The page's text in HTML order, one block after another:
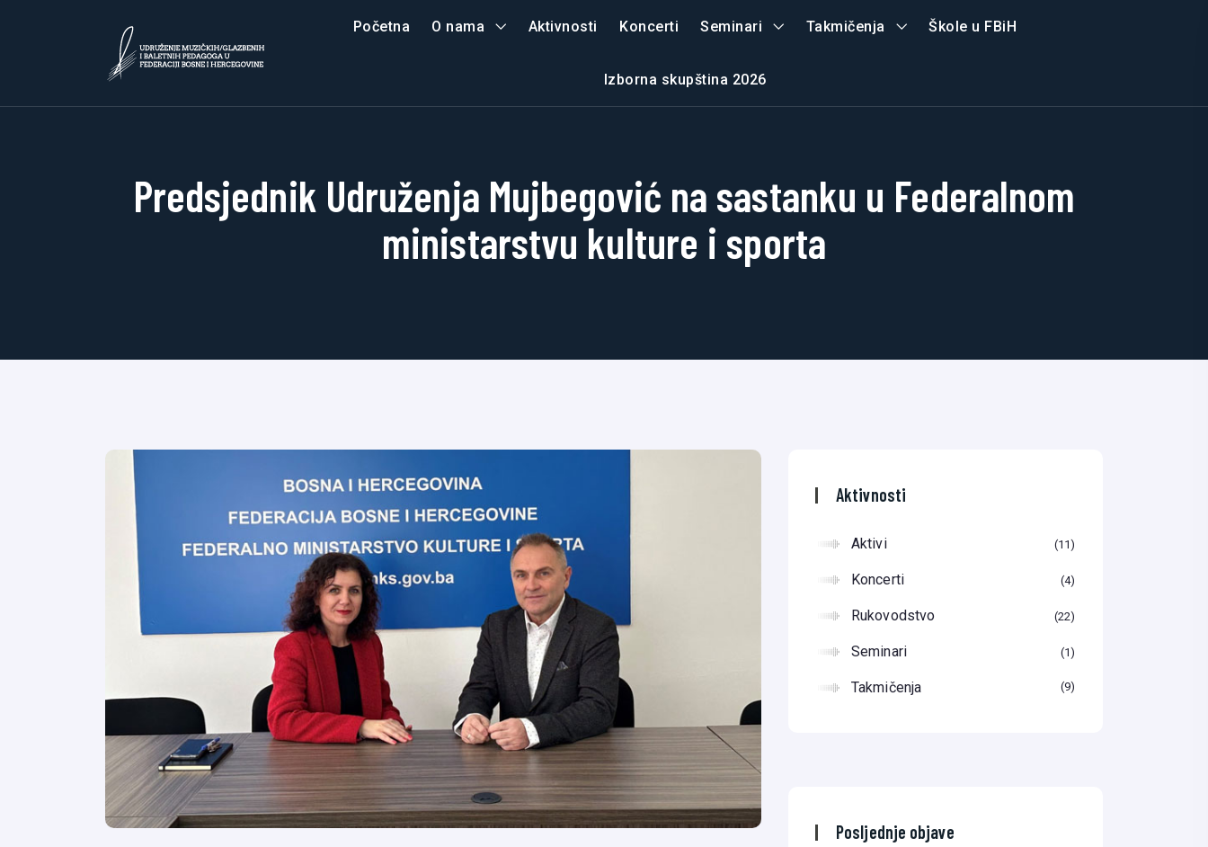
Početna O nama Aktivnosti Koncerti Seminari Takmičenja Škole u FBiH
Izborna skupština 2026
Predsjednik Udruženja Mujbegović na sastanku u Federalnom
ministarstvu kulture i sporta
Aktivnosti
Aktivi 11
Koncerti 4
Rukovodstvo 22
Seminari 1
Takmičenja 9
Posljednje objave